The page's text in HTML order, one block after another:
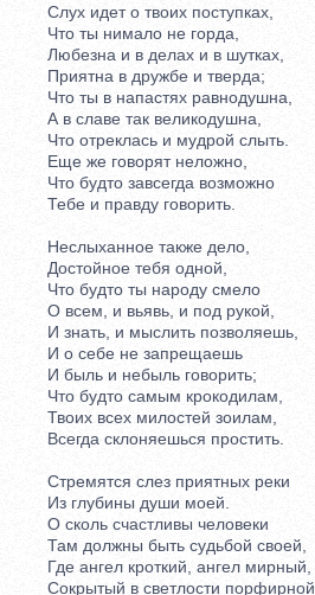
Слух идет о твоих поступках,
Что ты нимало не горда,
Любезна и в делах и в шутках,
Приятна в дружбе и тверда;
Что ты в напастях равнодушна,
А в славе так великодушна,
Что отреклась и мудрой слыть.
Еще же говорят неложно,
Что будто завсегда возможно
Тебе и правду говорить.
Неслыханное также дело,
Достойное тебя одной,
Что будто ты народу смело
О всем, и вьявь, и под рукой,
И знать, и мыслить позволяешь,
И о себе не запрещаешь
И быль и небыль говорить;
Что будто самым крокодилам,
Твоих всех милостей зоилам,
Всегда склоняешься простить.
Стремятся слез приятных реки
Из глубины души моей.
О сколь счастливы человеки
Там должны быть судьбой своей,
Где ангел кроткий, ангел мирный,
Сокрытый в светлости порфирной,